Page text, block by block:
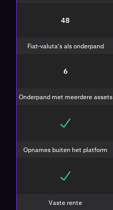
48
Fiat-valuta's als onderpand
6
Onderpand met meerdere assets
Opnames buiten het platform
Vaste rente